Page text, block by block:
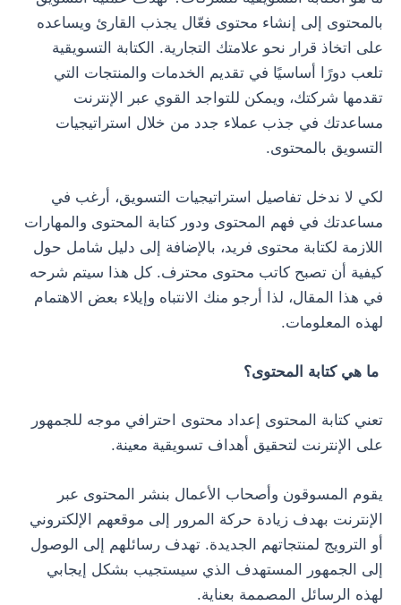
بالمحتوى إلى إنشاء محتوى فعّال يجذب القارئ ويساعده
على اتخاذ قرار نحو علامتك التجارية. الكتابة التسويقية
تلعب دورًا أساسيًا في تقديم الخدمات والمنتجات التي
تقدمها شركتك، ويمكن للتواجد القوي عبر الإنترنت
مساعدتك في جذب عملاء جدد من خلال استراتيجيات
التسويق بالمحتوى.
لكي لا ندخل تفاصيل استراتيجيات التسويق، أرغب في
مساعدتك في فهم المحتوى ودور كتابة المحتوى والمهارات
اللازمة لكتابة محتوى فريد، بالإضافة إلى دليل شامل حول
كيفية أن تصبح كاتب محتوى محترف. كل هذا سيتم شرحه
في هذا المقال، لذا أرجو منك الانتباه وإيلاء بعض الاهتمام
لهذه المعلومات.
ما هي كتابة المحتوى؟
تعني كتابة المحتوى إعداد محتوى احترافي موجه للجمهور
على الإنترنت لتحقيق أهداف تسويقية معينة.
يقوم المسوقون وأصحاب الأعمال بنشر المحتوى عبر
الإنترنت بهدف زيادة حركة المرور إلى موقعهم الإلكتروني
أو الترويج لمنتجاتهم الجديدة. تهدف رسائلهم إلى الوصول
إلى الجمهور المستهدف الذي سيستجيب بشكل إيجابي
لهذه الرسائل المصممة بعناية.